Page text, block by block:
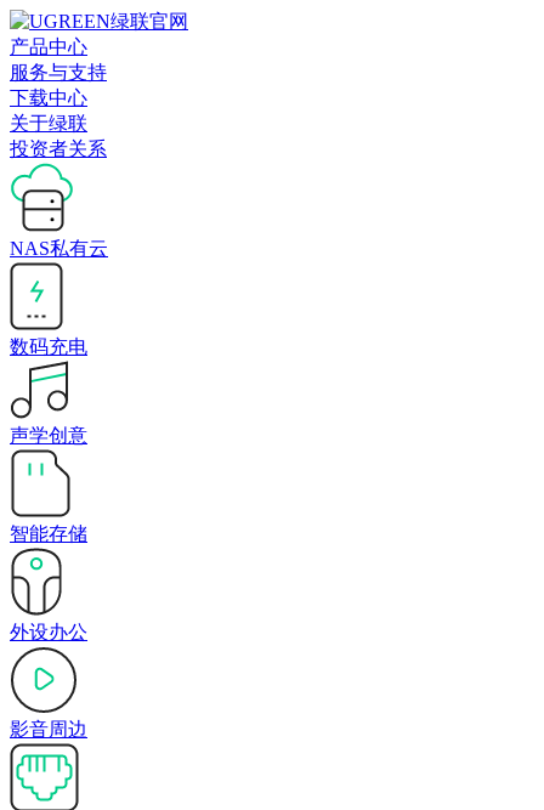
产品中心
服务与支持
下载中心
关于绿联
投资者关系
NAS私有云
数码充电
声学创意
智能存储
外设办公
影音周边